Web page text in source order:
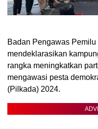
Badan Pengawas
mendeklarasikan
rangka meningkatkan
mengawasi pesta
(Pilkada) 2024.